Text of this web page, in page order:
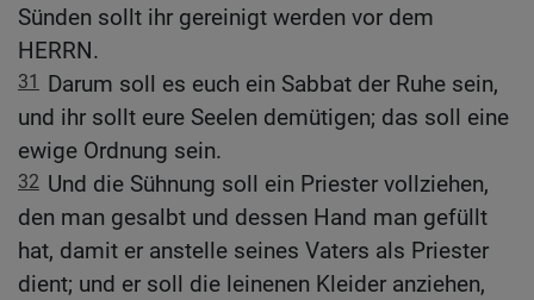
Sünden sollt ihr gereinigt werden vor dem
HERRN.
31
Darum soll es euch ein Sabbat der Ruhe sein,
und ihr sollt eure Seelen demütigen; das soll eine
ewige Ordnung sein.
32 Und die Sühnung soll ein Priester vollziehen,
den man gesalbt und dessen Hand man gefüllt
hat, damit er anstelle seines Vaters als Priester
dient; und er soll die leinenen Kleider anziehen,